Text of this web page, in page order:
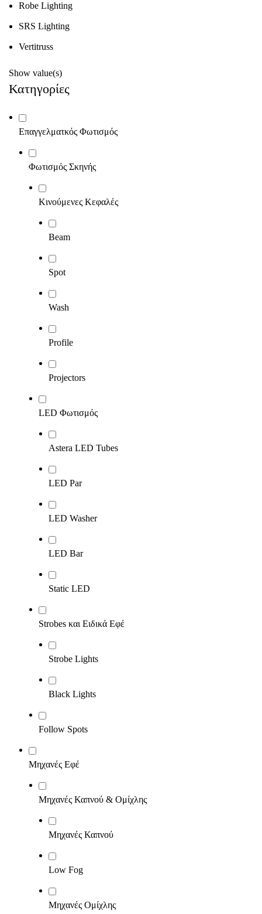
Robe Lighting
SRS Lighting
Vertitruss
Show value(s)
Κατηγορίες
Επαγγελματκός Φωτισμός
Φωτισμός Σκηνής
Κινούμενες Κεφαλές
Beam
Spot
Wash
Profile
Projectors
LED Φωτισμός
Astera LED Tubes
LED Par
LED Washer
LED Bar
Static LED
Strobes και Ειδικά Εφέ
Strobe Lights
Black Lights
Follow Spots
Μηχανές Εφέ
Μηχανές Καπνού & Ομίχλης
Μηχανές Καπνού
Low Fog
Μηχανές Ομίχλης